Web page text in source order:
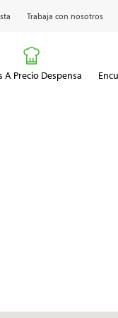
Trabaja con nosotros
A Precio Despensa